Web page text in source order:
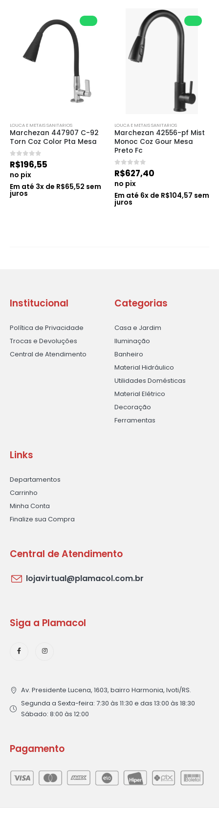
LOUCA E METAIS SANITARIOS
Marchezan 447907 C-92
Torn Coz Color Pta Mesa
0 de 5
R$196,55
no pix
Em até 3x de R$65,52 sem
juros
LOUCA E METAIS SANITARIOS
Marchezan 42556-pf Mist
Monoc Coz Gour Mesa
Preto Fc
0 de 5
R$627,40
no pix
Em até 6x de R$104,57 sem
juros
Institucional
Política de Privacidade
Trocas e Devoluções
Central de Atendimento
Categorias
Casa e Jardim
Iluminação
Banheiro
Material Hidráulico
Utilidades Domésticas
Material Elétrico
Decoração
Ferramentas
Links
Departamentos
Carrinho
Minha Conta
Finalize sua Compra
Central de Atendimento
lojavirtual@plamacol.com.br
Siga a Plamacol
Av. Presidente Lucena, 1603, bairro Harmonia, Ivoti/RS.
Segunda a Sexta-feira: 7:30 às 11:30 e das 13:00 às 18:30
Sábado: 8:00 às 12:00
Pagamento